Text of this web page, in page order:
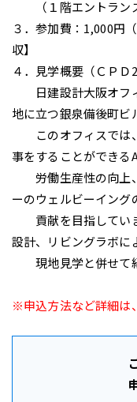
（１階エントラン
３．参加費： 1,000円
収】
４．見学概要（ＣＰＤ
日建設計大阪オフィ
地に立つ銀泉備後町ビ
このオフィスでは
事をすることができる
労働生産性の向上
ーのウェルビーイング
貢献を目指してい
設計、リビングラボに
現地見学と併せて紹
※申込方法など詳細は